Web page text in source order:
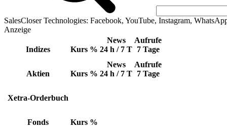
SalesCloser Technologies: Facebook, YouTube, Instagram,
Anzeige
Indizes Kurs %
News
24 h / 7 T
Aufrufe
7 Tage
Aktien Kurs %
News
24 h / 7 T
Aufrufe
7 Tage
Xetra-Orderbuch
Fonds Kurs %